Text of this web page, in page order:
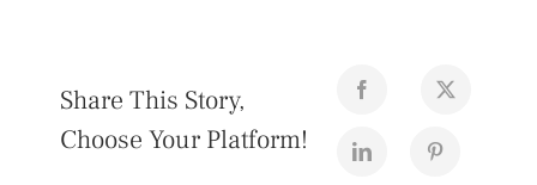
Share This Story,
Choose Your Platform!